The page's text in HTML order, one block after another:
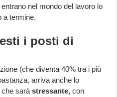
nel mondo del lavoro lo
a termine.
i posti di
(che diventa 40% tra i più
arriva anche lo
che saràstressante,con